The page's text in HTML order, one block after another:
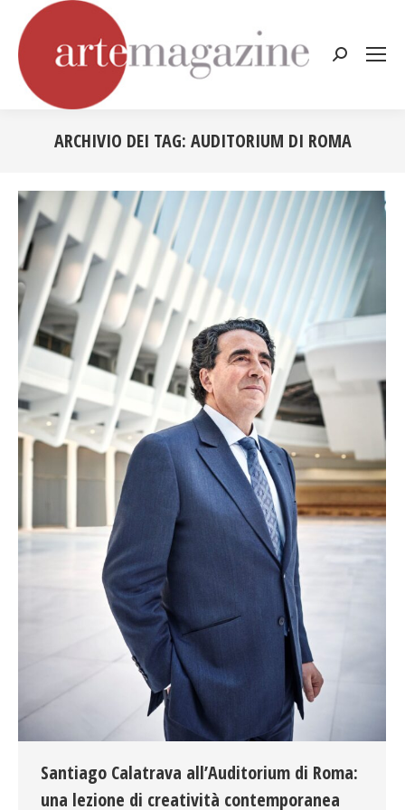
Cerca:
ARCHIVIO DEI TAG: AUDITORIUM DI ROMA
Santiago Calatrava all’Auditorium di Roma:
una lezione di creatività contemporanea